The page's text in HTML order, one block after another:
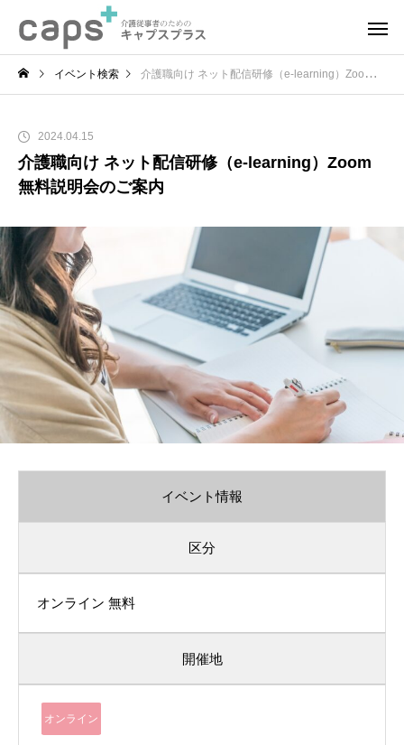
イベント検索 介護職向け ネット配信研修（e-learning）Zoom無料説明会のご案内
2024.04.15
介護職向け ネット配信研修（e-learning）Zoom
無料説明会のご案内
イベント情報
区分
オンライン 無料
開催地
オンライン